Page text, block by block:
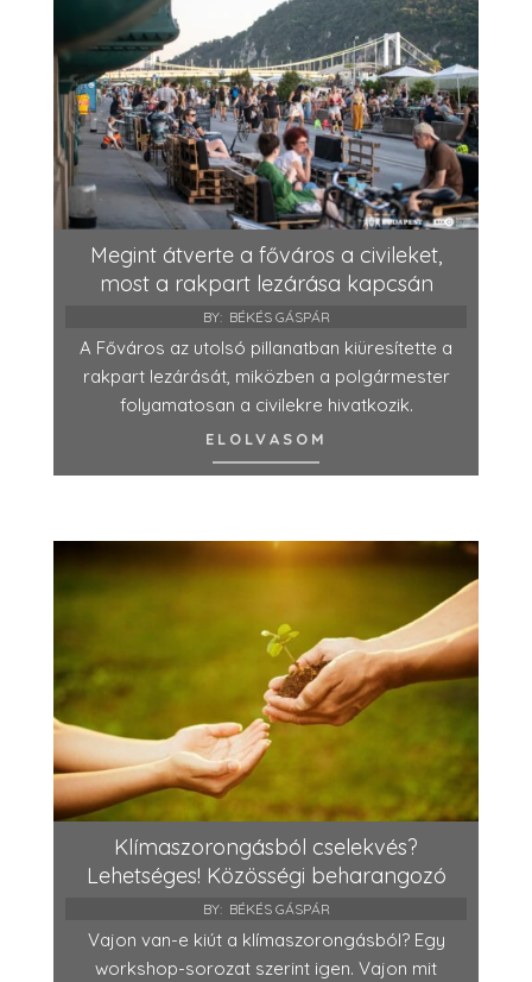
Megint átverte a főváros a civileket,
most a rakpart lezárása kapcsán
BY: BÉKÉS GÁSPÁR
A Főváros az utolsó pillanatban kiüresítette a
rakpart lezárását, miközben a polgármester
folyamatosan a civilekre hivatkozik.
ELOLVASOM
Klímaszorongásból cselekvés?
Lehetséges! Közösségi beharangozó
BY: BÉKÉS GÁSPÁR
Vajon van-e kiút a klímaszorongásból? Egy
workshop-sorozat szerint igen. Vajon mit